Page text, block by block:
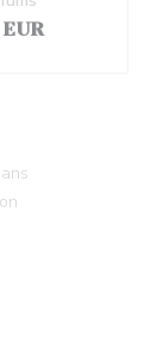
EUR